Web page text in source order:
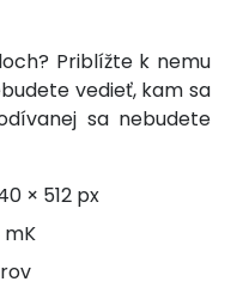
Priblížte k nemu
vedieť, kam sa
sa nebudete
× 512 px